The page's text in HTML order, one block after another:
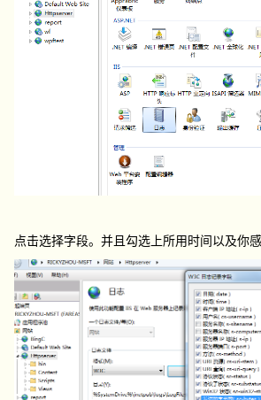
点击选择字段。并且勾选上所用时间以及你感